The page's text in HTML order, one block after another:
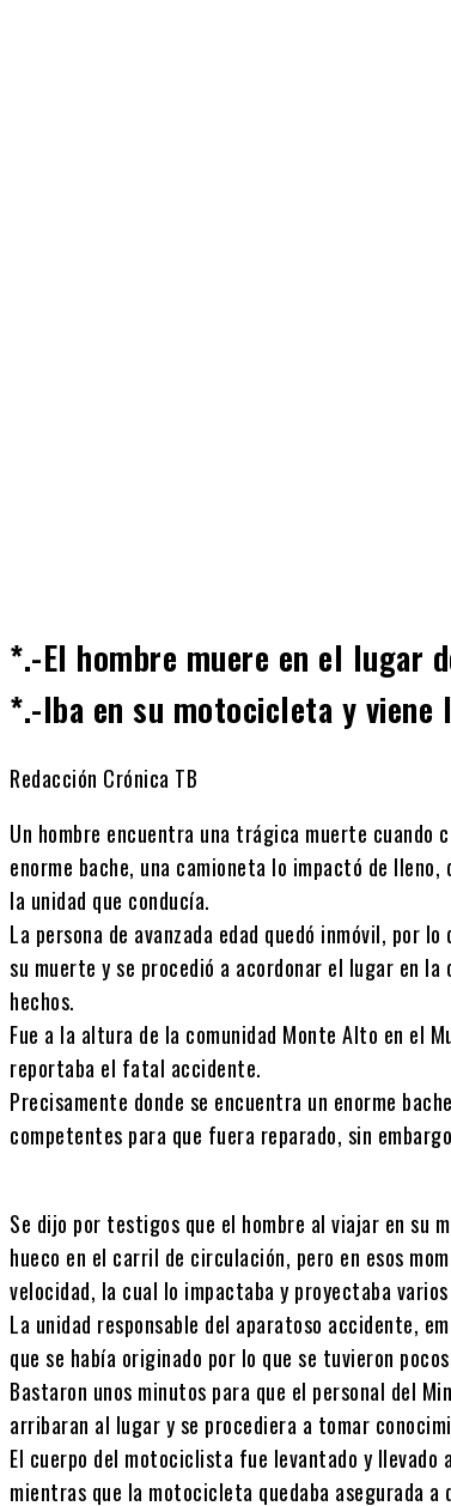
*.-El hombre muere en el lugar
*.-Iba en su motocicleta y viene
Redacción Crónica TB
Un hombre encuentra una trágica muerte
enorme bache, una camioneta lo impactó de
la unidad que conducía.
La persona de avanzada edad quedó inmóvil, por
su muerte y se procedió a acordonar el lugar en
hechos.
Fue a la altura de la comunidad Monte Alto en el
reportaba el fatal accidente.
Precisamente donde se encuentra un enorme
competentes para que fuera reparado, sin
Se dijo por testigos que el hombre al viajar en
hueco en el carril de circulación, pero en esos
velocidad, la cual lo impactaba y proyectaba
La unidad responsable del aparatoso accidente,
que se había originado por lo que se tuvieron
Bastaron unos minutos para que el personal del
arribaran al lugar y se procediera a tomar
El cuerpo del motociclista fue levantado y llevado
mientras que la motocicleta quedaba asegurada